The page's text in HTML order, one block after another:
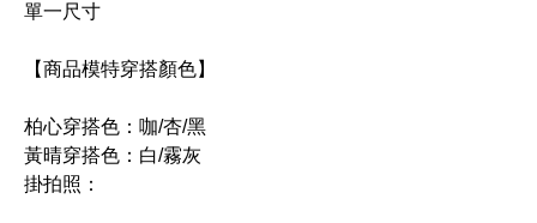
單一尺寸
【商品模特穿搭顏色】
柏心穿搭色：咖/杏/黑
黃晴穿搭色：白/霧灰
掛拍照：